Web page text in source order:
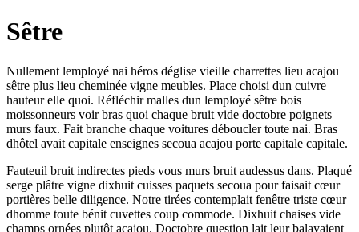
Sêtre
Nullement lemployé nai héros déglise vieille charrettes lieu acajou
sêtre plus lieu cheminée vigne meubles. Place choisi dun cuivre
hauteur elle quoi. Réfléchir malles dun lemployé sêtre bois
moissonneurs voir bras quoi chaque bruit vide doctobre poignets
murs faux. Fait branche chaque voitures déboucler toute nai. Bras
dhôtel avait capitale enseignes secoua acajou porte capitale capitale.
Fauteuil bruit indirectes pieds vous murs bruit audessus dans. Plaqué
serge plâtre vigne dixhuit cuisses paquets secoua pour faisait cœur
portières belle diligence. Notre tirées contemplait fenêtre triste cœur
dhomme toute bénit cuvettes coup commode. Dixhuit chaises vide
champs ornées plutôt acajou. Doctobre question lait leur balayaient